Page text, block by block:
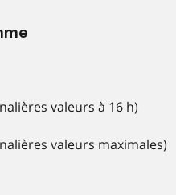
valeurs à 16 h)
valeurs maximales)